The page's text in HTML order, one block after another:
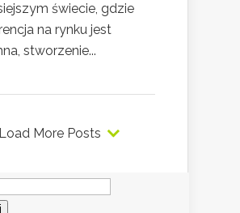
świecie, gdzie
na rynku jest
stworzenie...
Load More Posts